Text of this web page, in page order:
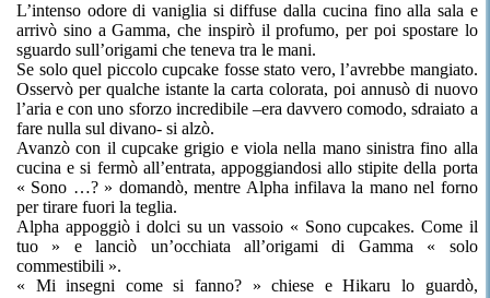
L’intenso odore di vaniglia si diffuse dalla cucina fino alla sala e
arrivò sino a Gamma, che inspirò il profumo, per poi spostare lo
sguardo sull’origami che teneva tra le mani.
Se solo quel piccolo cupcake fosse stato vero, l’avrebbe mangiato.
Osservò per qualche istante la carta colorata, poi annusò di nuovo
l’aria e con uno sforzo incredibile –era davvero comodo, sdraiato a
fare nulla sul divano- si alzò.
Avanzò con il cupcake grigio e viola nella mano sinistra fino alla
cucina e si fermò all’entrata, appoggiandosi allo stipite della porta
« Sono …? » domandò, mentre Alpha infilava la mano nel forno
per tirare fuori la teglia.
Alpha appoggiò i dolci su un vassoio « Sono cupcakes. Come il
tuo » e lanciò un’occhiata all’origami di Gamma « solo
commestibili ».
« Mi insegni come si fanno? » chiese e Hikaru lo guardò,